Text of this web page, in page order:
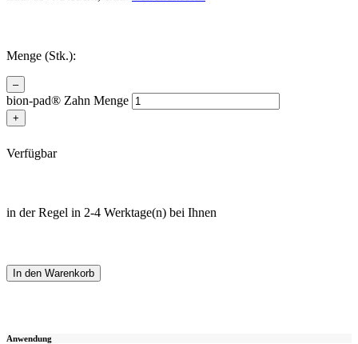
Menge (Stk.):
–
bion-pad® Zahn Menge
+
Verfügbar
in der Regel in 2-4 Werktage(n) bei Ihnen
In den Warenkorb
Anwendung